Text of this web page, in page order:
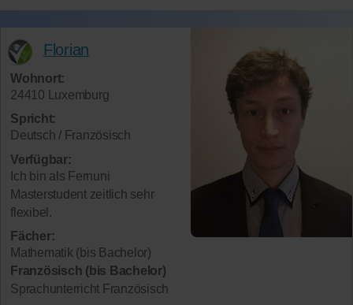
Florian
Wohnort:
24410 Luxemburg
Spricht:
Deutsch / Französisch
Verfügbar:
Ich bin als Fernuni
Masterstudent zeitlich sehr
flexibel.
Fächer:
Mathematik (bis Bachelor)
Französisch (bis Bachelor)
Sprachunterricht Französisch